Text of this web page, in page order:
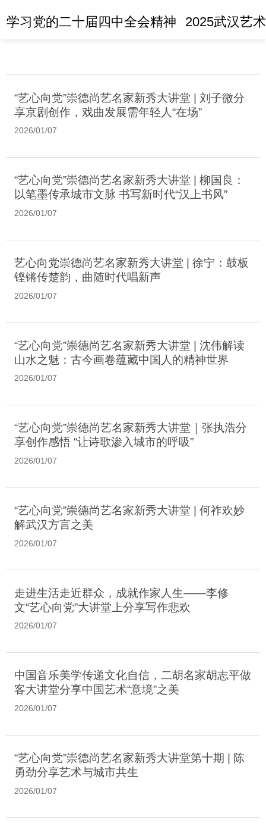
学习党的二十届四中全会精神 2025武汉艺
“艺心向党”崇德尚艺名家新秀大讲堂 | 刘子微分
享京剧创作，戏曲发展需年轻人“在场”
2026/01/07
“艺心向党”崇德尚艺名家新秀大讲堂 | 柳国良：
以笔墨传承城市文脉 书写新时代“汉上书风”
2026/01/07
艺心向党崇德尚艺名家新秀大讲堂 | 徐宁：鼓板
铿锵传楚韵，曲随时代唱新声
2026/01/07
“艺心向党”崇德尚艺名家新秀大讲堂 | 沈伟解读
山水之魅：古今画卷蕴藏中国人的精神世界
2026/01/07
“艺心向党”崇德尚艺名家新秀大讲堂｜张执浩分
享创作感悟 “让诗歌渗入城市的呼吸”
2026/01/07
“艺心向党”崇德尚艺名家新秀大讲堂 | 何祚欢妙
解武汉方言之美
2026/01/07
走进生活走近群众，成就作家人生——李修
文“艺心向党”大讲堂上分享写作悲欢
2026/01/07
中国音乐美学传递文化自信，二胡名家胡志平做
客大讲堂分享中国艺术“意境”之美
2026/01/07
“艺心向党”崇德尚艺名家新秀大讲堂第十期 | 陈
勇劲分享艺术与城市共生
2026/01/07